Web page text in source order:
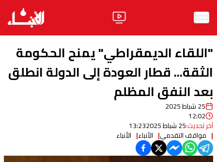
الأخبار
آراء
فيديو
مواقف
وليد جنبلاطالحزب
"اللقاء الديمقراطي" يمنح الحكومة
الثقة... قطار العودة إلى الدولة انطلق
بعد النفق المظلم
25 شباط 2025
12:02
آخر تحديث:25 شباط 2025 13:23
مواقف التقدمي الأنباء الأنباء